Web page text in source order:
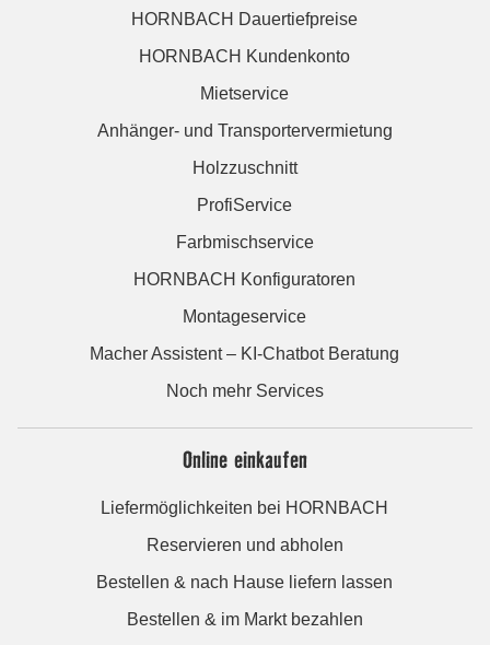
HORNBACH Dauertiefpreise
HORNBACH Kundenkonto
Mietservice
Anhänger- und Transportervermietung
Holzzuschnitt
ProfiService
Farbmischservice
HORNBACH Konfiguratoren
Montageservice
Macher Assistent – KI-Chatbot Beratung
Noch mehr Services
Online einkaufen
Liefermöglichkeiten bei HORNBACH
Reservieren und abholen
Bestellen & nach Hause liefern lassen
Bestellen & im Markt bezahlen